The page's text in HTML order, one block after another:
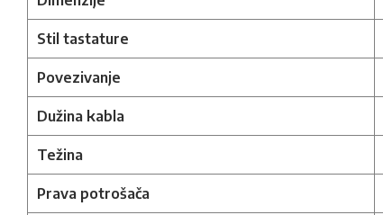
Stil tastature
Povezivanje
Dužina kabla
Težina
Prava potrošača